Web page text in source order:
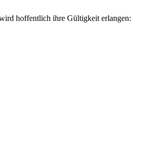
hoffentlich ihre Gültigkeit erlangen: